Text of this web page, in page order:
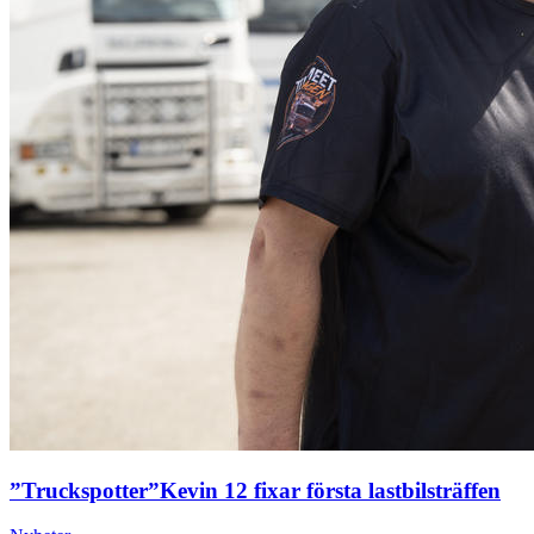
”Truckspotter”Kevin 12 fixar första lastbilsträffen